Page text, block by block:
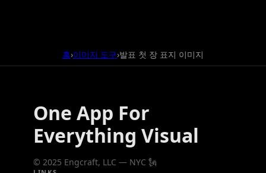
홈›이미지 도구›발표 첫 장 표지 이미지
One App For
Everything Visual
© 2025 Engcraft, LLC — NYC 🗽